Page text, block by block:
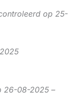
op 25-
26-08-2025 –